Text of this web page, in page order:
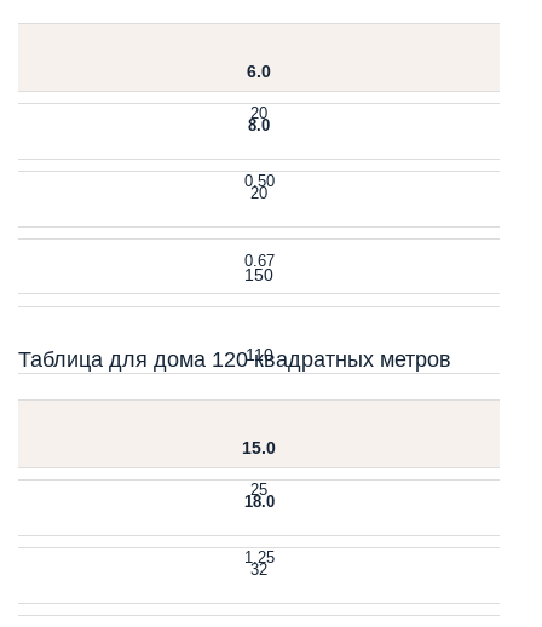
6.0
20
0.50
150
8.0
20
0.67
110
Таблица для дома 120 квадратных метров
15.0
25
1.25
18.0
32